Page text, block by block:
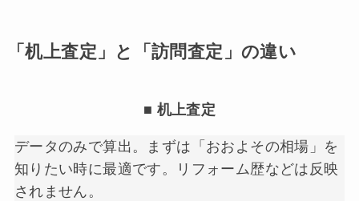
「机上査定」と「訪問査定」の違い
■ 机上査定
データのみで算出。まずは「おおよその相場」を
知りたい時に最適です。リフォーム歴などは反映
されません。